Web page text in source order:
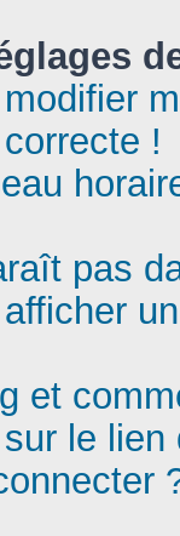
correcte !
pas
et
le lien